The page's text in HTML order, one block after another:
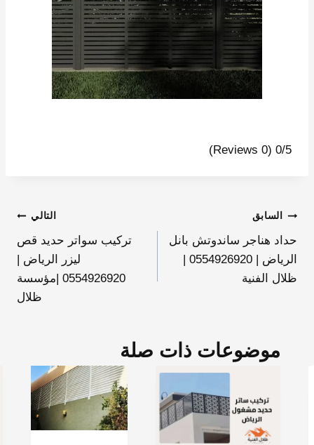
0/5
(0 Reviews)
السابق
حداد هناجر ساندوتش بانل
الرياض | 0554926920 |
ظلال الفنية
التالي
تركيب سواتر حديد قص
ليزر الرياض |
0554926920 |مؤسسة
ظلال
موضوعات ذات صلة